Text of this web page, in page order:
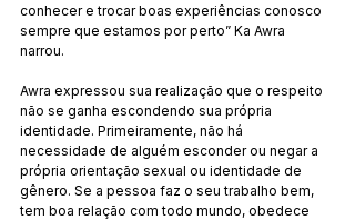
conhecer e trocar boas experiências conosco
sempre que estamos por perto” Ka Awra
narrou.
Awra expressou sua realização que o respeito
não se ganha escondendo sua própria
identidade. Primeiramente, não há
necessidade de alguém esconder ou negar a
própria orientação sexual ou identidade de
gênero. Se a pessoa faz o seu trabalho bem,
tem boa relação com todo mundo, obedece